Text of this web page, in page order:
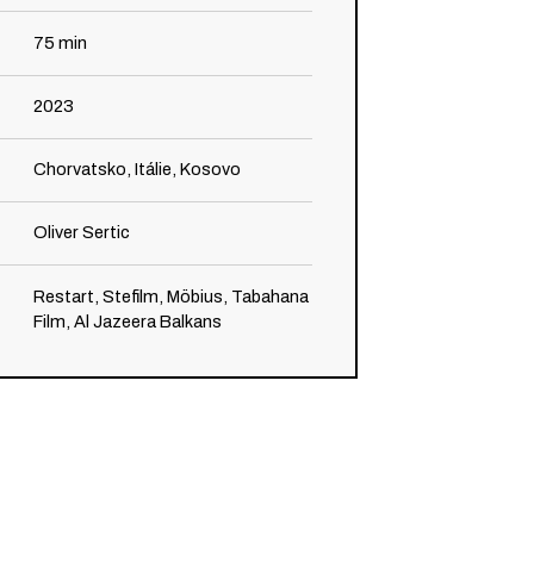
75 min
2023
Chorvatsko, Itálie, Kosovo
Oliver Sertic
Restart, Stefilm, Möbius, Tabahana
Film, Al Jazeera Balkans